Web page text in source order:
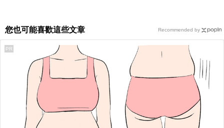
您也可能喜歡這些文章
PR
Recommended by